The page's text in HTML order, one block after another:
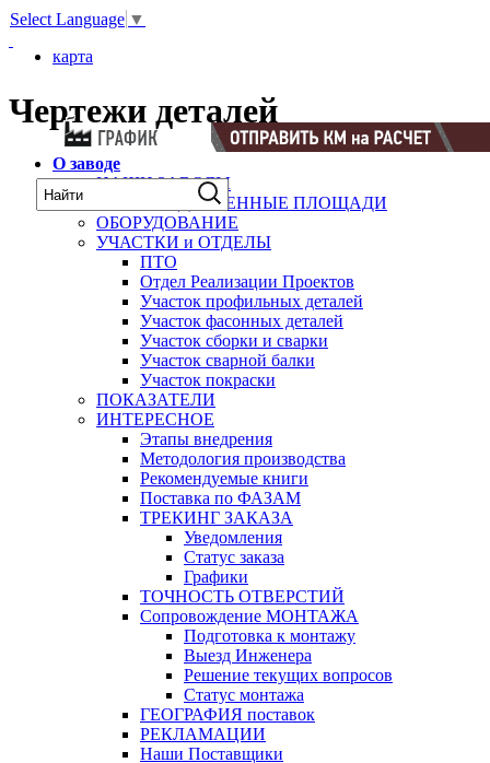
Select Language ▼
карта
Чертежи деталей
О заводе
НАШИ ЗАВОДЫ
ПРОИЗВОДСТВЕННЫЕ ПЛОЩАДИ
ОБОРУДОВАНИЕ
УЧАСТКИ и ОТДЕЛЫ
ПТО
Отдел Реализации Проектов
Участок профильных деталей
Участок фасонных деталей
Участок сборки и сварки
Участок сварной балки
Участок покраски
ПОКАЗАТЕЛИ
ИНТЕРЕСНОЕ
Этапы внедрения
Методология производства
Рекомендуемые книги
Поставка по ФАЗАМ
ТРЕКИНГ ЗАКАЗА
Уведомления
Статус заказа
Графики
ТОЧНОСТЬ ОТВЕРСТИЙ
Сопровождение МОНТАЖА
Подготовка к монтажу
Выезд Инженера
Решение текущих вопросов
Статус монтажа
ГЕОГРАФИЯ поставок
РЕКЛАМАЦИИ
Наши Поставщики